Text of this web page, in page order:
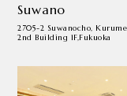
Suwano
2705-2 Suwanocho,
2nd Building 1F,Fukuoka